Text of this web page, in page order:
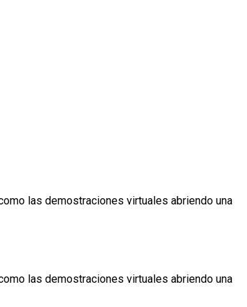
las demostraciones virtuales abriendo una
las demostraciones virtuales abriendo una